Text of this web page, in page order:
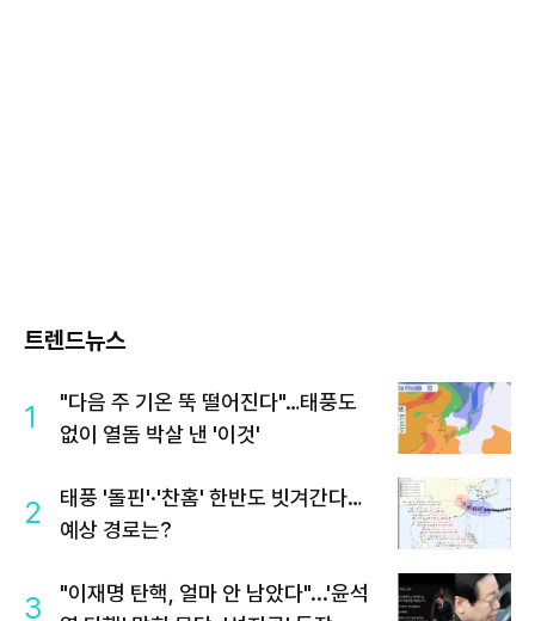
트렌드뉴스
1
"다음 주 기온 뚝 떨어진다"…태풍도
없이 열돔 박살 낸 '이것'
2
태풍 '돌핀'·'찬홈' 한반도 빗겨간다…
예상 경로는?
3
"이재명 탄핵, 얼마 안 남았다"...'윤석